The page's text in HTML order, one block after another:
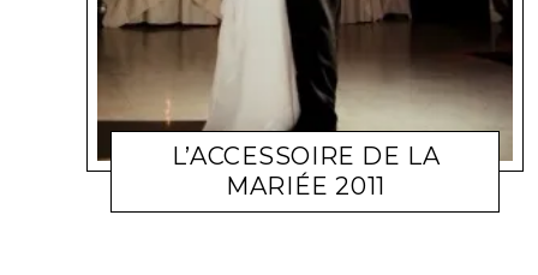
L’ACCESSOIRE DE LA
MARIÉE 2011
LOVIN CONCEPT 1 FÉVRIER 2011